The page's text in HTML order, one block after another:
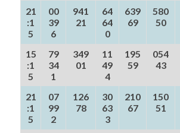
21
:1
5
00
39
6
941
21
64
64
0
639
69
580
50
15
:1
5
79
34
1
349
01
11
49
4
195
59
054
43
21
:1
5
07
99
2
126
78
30
63
3
210
67
150
51